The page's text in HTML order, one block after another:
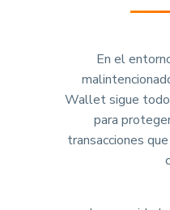
En el
Wallet sigue
para
transacciones